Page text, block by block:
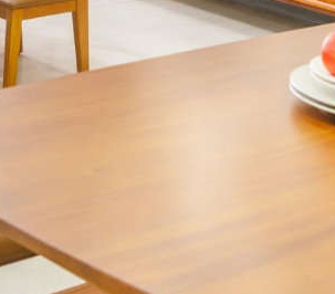
桃園
桃園中
新